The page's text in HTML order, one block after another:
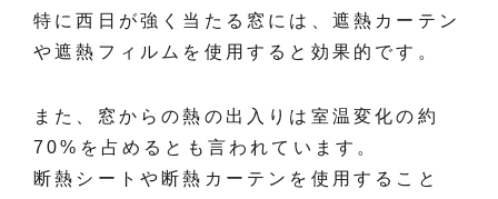
特に西日が強く当たる窓には、遮熱カーテン
や遮熱フィルムを使用すると効果的です。
また、窓からの熱の出入りは室温変化の約
70%を占めるとも言われています。
断熱シートや断熱カーテンを使用すること